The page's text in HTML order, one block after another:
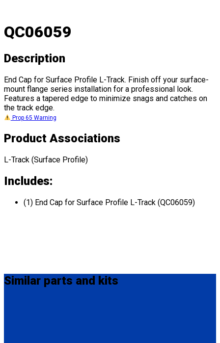
QC06059
Description
End Cap for Surface Profile L-Track. Finish off your surface-
mount flange series installation for a professional look.
Features a tapered edge to minimize snags and catches on
the track edge.
Prop 65 Warning
Product Associations
L-Track (Surface Profile)
Includes:
(1) End Cap for Surface Profile L-Track (QC06059)
Similar parts and kits